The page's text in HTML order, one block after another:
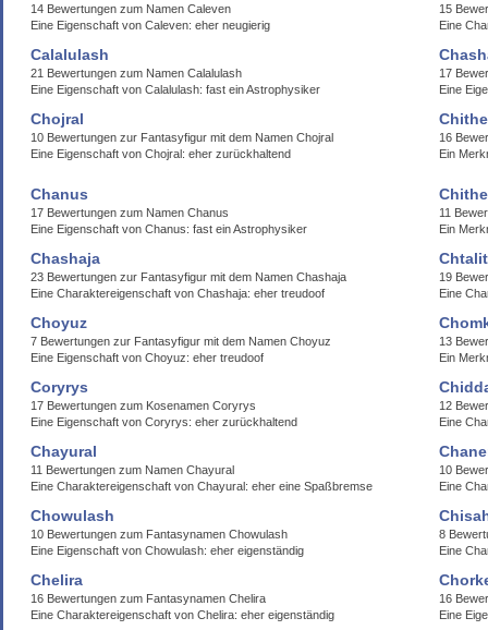
14 Bewertungen zum Namen Caleven
Eine Eigenschaft von Caleven: eher neugierig
15
Eine
Calalulash
21 Bewertungen zum Namen Calalulash
Eine Eigenschaft von Calalulash: fast ein Astrophysiker
17
Eine
Chojral
10 Bewertungen zur Fantasyfigur mit dem Namen Chojral
Eine Eigenschaft von Chojral: eher zurückhaltend
16
Ein
Chanus
17 Bewertungen zum Namen Chanus
Eine Eigenschaft von Chanus: fast ein Astrophysiker
11
Ein
Chashaja
23 Bewertungen zur Fantasyfigur mit dem Namen Chashaja
Eine Charaktereigenschaft von Chashaja: eher treudoof
19
Eine
Choyuz
7 Bewertungen zur Fantasyfigur mit dem Namen Choyuz
Eine Eigenschaft von Choyuz: eher treudoof
13
Ein
Coryrys
17 Bewertungen zum Kosenamen Coryrys
Eine Eigenschaft von Coryrys: eher zurückhaltend
12
Eine
Chayural
11 Bewertungen zum Namen Chayural
Eine Charaktereigenschaft von Chayural: eher eine Spaßbremse
10
Eine
Chowulash
10 Bewertungen zum Fantasynamen Chowulash
Eine Eigenschaft von Chowulash: eher eigenständig
8
Eine
Chelira
16 Bewertungen zum Fantasynamen Chelira
Eine Charaktereigenschaft von Chelira: eher eigenständig
16
Eine